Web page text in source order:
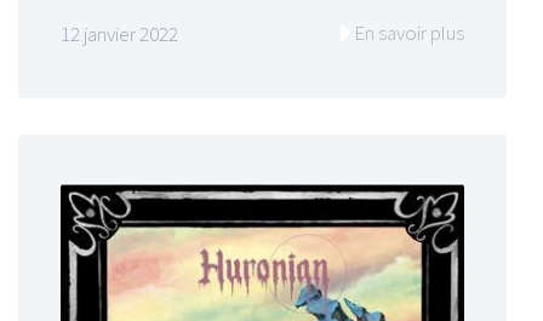
12 janvier 2022 En savoir plus